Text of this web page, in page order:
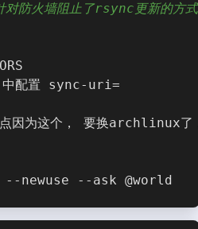
防火墙阻止了rsync更新的方式
配置 sync-uri=
因为这个， 要换archlinux了
newuse --ask @world